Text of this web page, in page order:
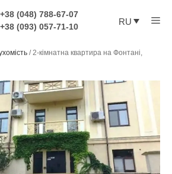
+38 (048) 788-67-07
+38 (093) 057-71-10
RU
/2-кімнатна квартира на Фонтані,